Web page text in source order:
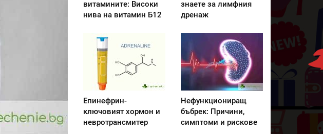
витамините: Високи
нива на витамин Б12
знаете за лимфния
дренаж
Епинефрин-
ключовият хормон и
невротрансмитер
Нефункциониращ
бъбрек: Причини,
симптоми и рискове